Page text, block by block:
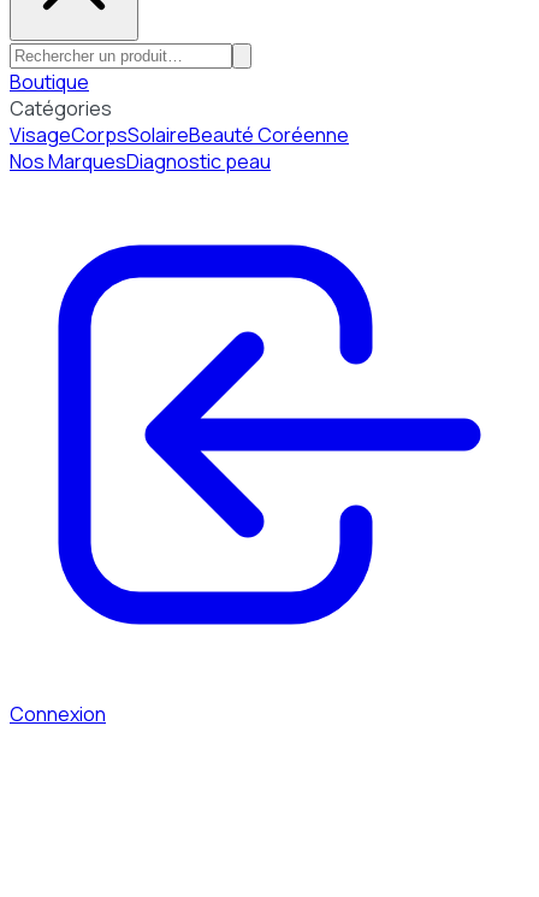
Boutique
Catégories
VisageCorpsSolaireBeauté Coréenne
Nos MarquesDiagnostic peau
Connexion